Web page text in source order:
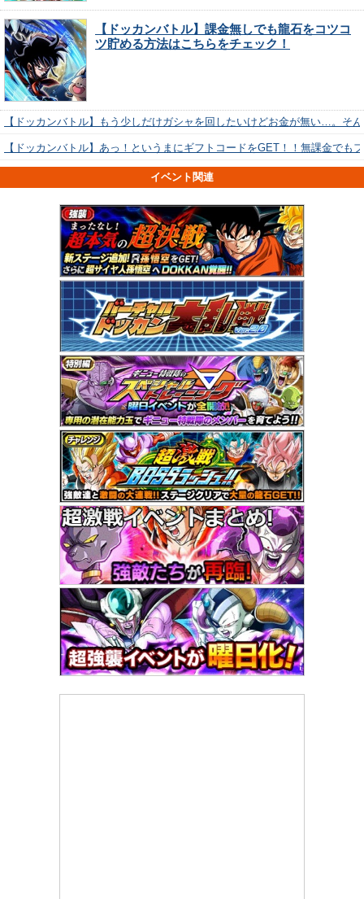
【ドッカンバトル】課金無しでも龍石をコツコ
ツ貯める方法はこちらをチェック！
【ドッカンバトル】もう少しだけガシャを回したいけどお金が無い…。そ
【ドッカンバトル】あっ！というまにギフトコードをGET！！無課金でも
イベント関連